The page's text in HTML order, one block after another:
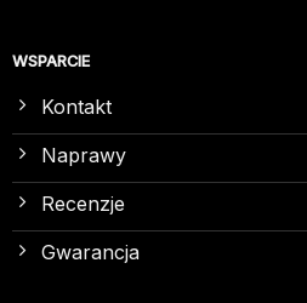
WSPARCIE
Kontakt
Naprawy
Recenzje
Gwarancja